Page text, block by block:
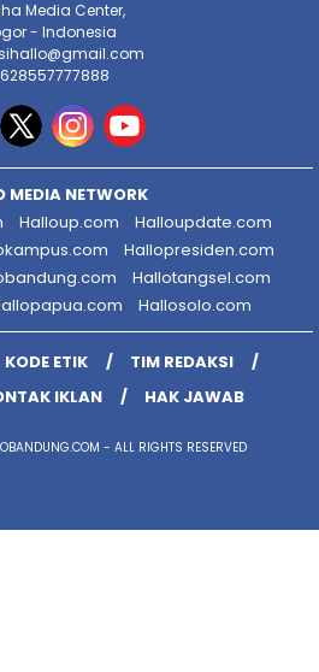
Media Center,
- Indonesia
MEDIA NETWORK
Halloup.com
Halloupdate.com
Hallopresiden.com
Hallotangsel.com
Hallosolo.com
KODE ETIK
TIM REDAKSI
IKLAN HAK JAWAB
- ALL RIGHTS RESERVED